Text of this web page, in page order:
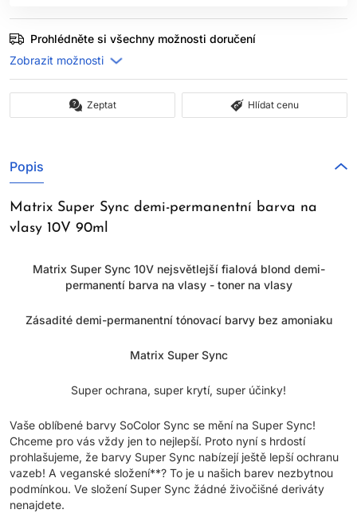
Prohlédněte si všechny možnosti doručení
Zeptat Hlídat cenu
Popis
Matrix Super Sync demi-permanentní barva na
vlasy 10V 90ml
Matrix Super Sync 10V nejsvětlejší fialová blond demi-
permanentí barva na vlasy - toner na vlasy
Zásadité demi-permanentní tónovací barvy bez amoniaku
Matrix Super Sync
Super ochrana, super krytí, super účinky!
Vaše oblíbené barvy SoColor Sync se mění na Super Sync!
Chceme pro vás vždy jen to nejlepší. Proto nyní s hrdostí
prohlašujeme, že barvy Super Sync nabízejí ještě lepší ochranu
vazeb! A veganské složení**? To je u našich barev nezbytnou
podmínkou. Ve složení Super Sync žádné živočišné deriváty
nenajdete.